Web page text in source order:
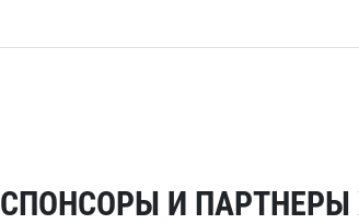
СПОНСОРЫ И ПАРТНЕРЫ